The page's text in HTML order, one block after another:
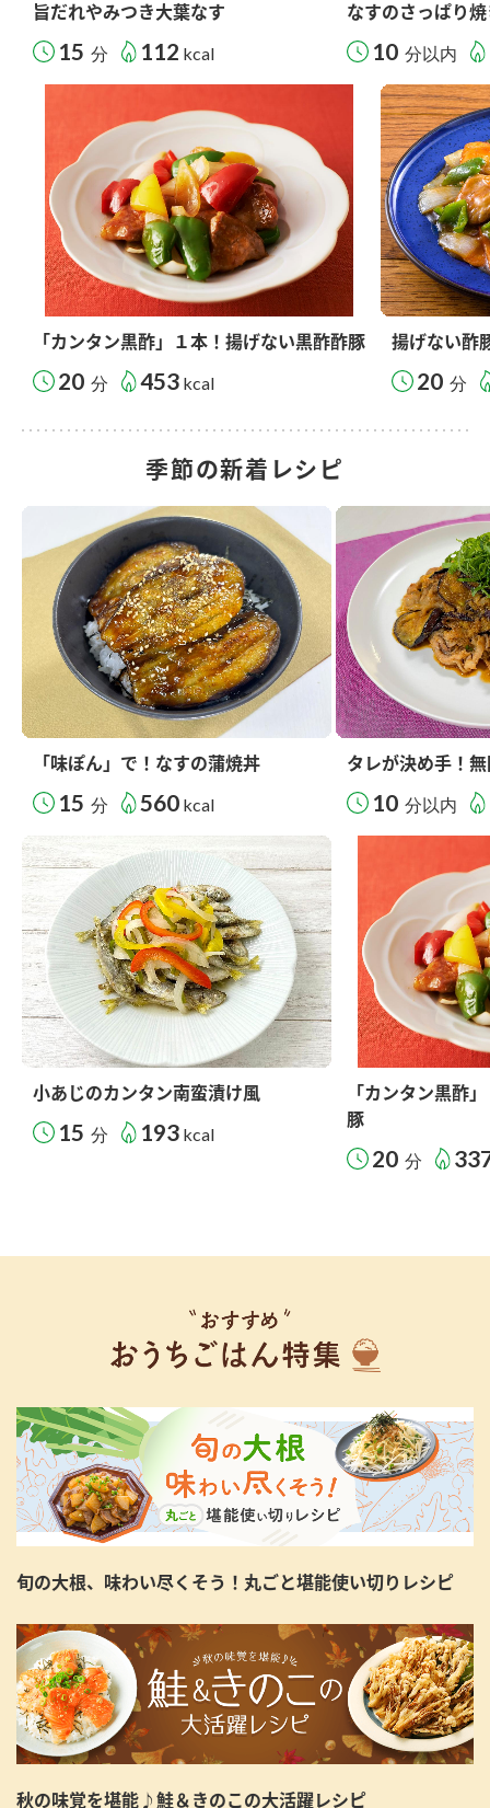
旨だれやみつき大葉なす
15 分 112 kcal
なすのさっぱり
10 分以内
「カンタン黒酢」１本！揚げない黒酢酢豚
20 分 453 kcal
揚げない酢
20 分
季節の新着レシピ
「味ぽん」で！なすの蒲焼丼
15 分 560 kcal
タレが決め手！
10 分以内
小あじのカンタン南蛮漬け風
15 分 193 kcal
「カンタン黒酢
豚
20 分
旬の大根、味わい尽くそう！丸ごと堪能使い切りレシピ
秋の味覚を堪能♪鮭＆きのこの大活躍レシピ